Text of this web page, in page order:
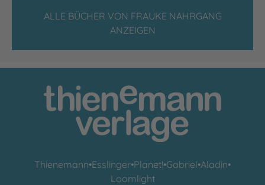
ALLE BÜCHER VON FRAUKE NAHRGANG
ANZEIGEN
Thienemann•Esslinger•Planet!•Gabriel•Aladin•
Loomlight